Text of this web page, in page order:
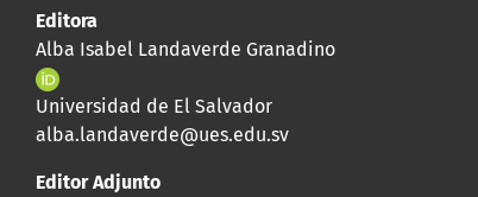
Editora
Alba Isabel Landaverde Granadino
Universidad de El Salvador
alba.landaverde@ues.edu.sv
Editor Adjunto